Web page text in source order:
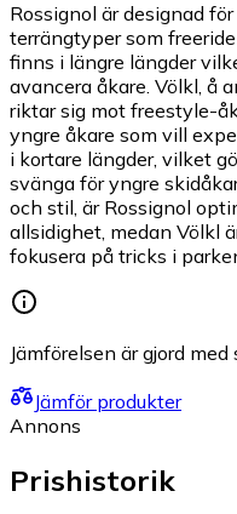
Rossignol är designad
terrängtyper som
finns i längre längder
avancera åkare. Völkl, å
riktar sig mot freestyle-
yngre åkare som vill
i kortare längder, vilket
svänga för yngre
och stil, är Rossignol
allsidighet, medan Völkl
fokusera på tricks i
Jämförelsen är gjord
Jämför produkter
Annons
Prishistorik